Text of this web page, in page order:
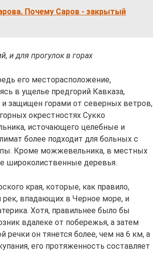
Почему Саров - закрытый
и для прогулок в горах
его месторасположение,
в ущелье предгорий Кавказа,
защищен горами от северных ветров,
окрестностях Сукко
источающего целебные и
более подходит для больных с
Кроме можжевельника, в местных
широколиственные деревья.
края, которые, как правило,
рек, впадающих в Черное море, и
Хотя, правильнее было бы
вдалеке от побережья, а затем
он тянется более, чем на 6 км, а
его протяженность составляет